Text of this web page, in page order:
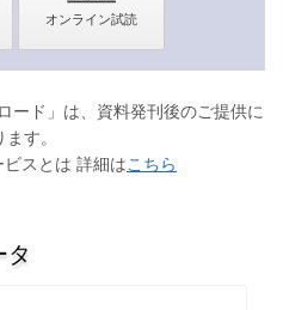
ード」は、資料発刊後のご提供に
ます。
スとは 詳細はこちら
タ